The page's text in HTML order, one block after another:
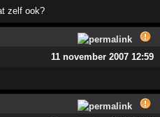
zelf ook?
11 november 2007 12:59